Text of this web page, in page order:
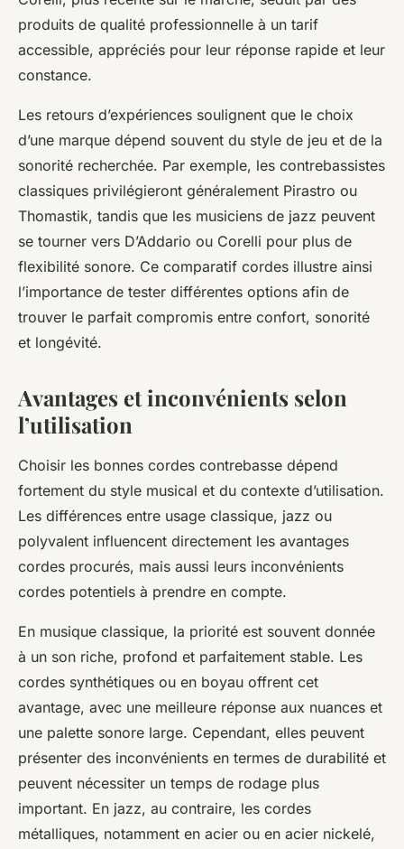
produits de qualité professionnelle à un tarif
accessible, appréciés pour leur réponse rapide et leur
constance.
Les retours d’expériences soulignent que le choix
d’une marque dépend souvent du style de jeu et de la
sonorité recherchée. Par exemple, les contrebassistes
classiques privilégieront généralement Pirastro ou
Thomastik, tandis que les musiciens de jazz peuvent
se tourner vers D’Addario ou Corelli pour plus de
flexibilité sonore. Ce comparatif cordes illustre ainsi
l’importance de tester différentes options afin de
trouver le parfait compromis entre confort, sonorité
et longévité.
Avantages et inconvénients selon
l’utilisation
Choisir les bonnes cordes contrebasse dépend
fortement du style musical et du contexte d’utilisation.
Les différences entre usage classique, jazz ou
polyvalent influencent directement les avantages
cordes procurés, mais aussi leurs inconvénients
cordes potentiels à prendre en compte.
En musique classique, la priorité est souvent donnée
à un son riche, profond et parfaitement stable. Les
cordes synthétiques ou en boyau offrent cet
avantage, avec une meilleure réponse aux nuances et
une palette sonore large. Cependant, elles peuvent
présenter des inconvénients en termes de durabilité et
peuvent nécessiter un temps de rodage plus
important. En jazz, au contraire, les cordes
métalliques, notamment en acier ou en acier nickelé,